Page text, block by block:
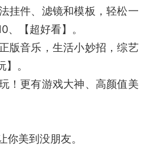
挂件、滤镜和模板，轻松一
、【超好看】。
版音乐，生活小妙招，综艺
。
！更有游戏大神、高颜值美
你美到没朋友。